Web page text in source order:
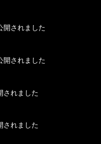
開されました
開されました
されました
されました